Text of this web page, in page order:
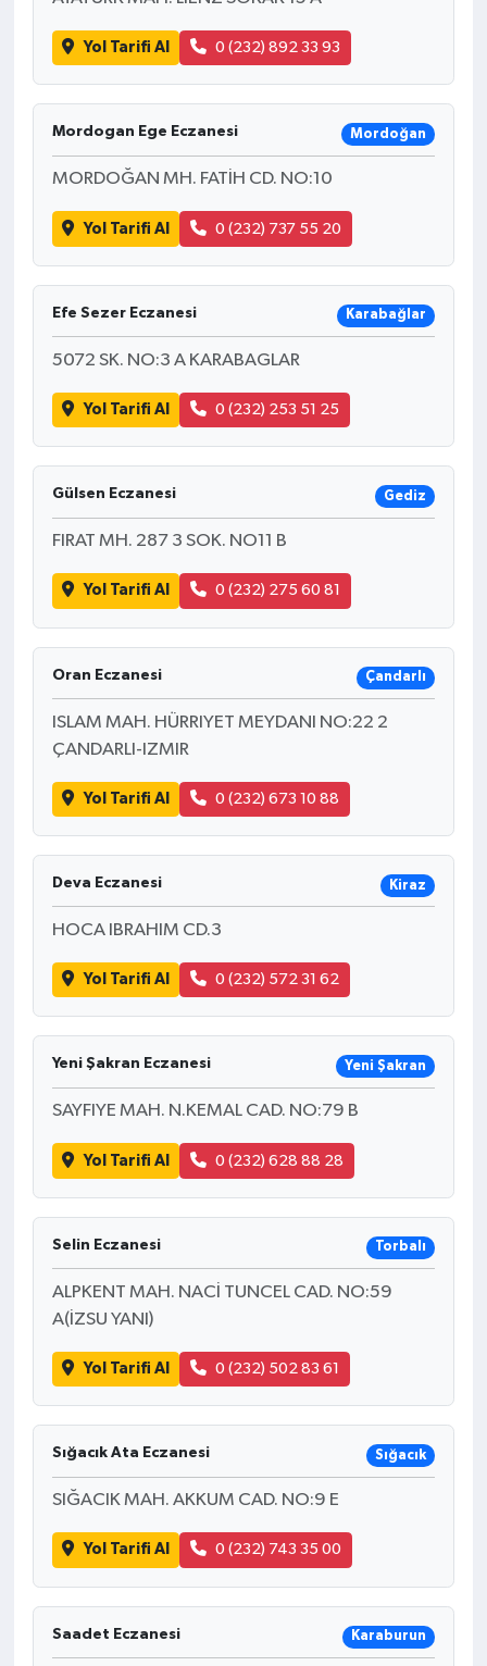
Yol Tarifi Al 0 (232) 892 33 93
Mordogan Ege Eczanesi Mordoğan
MORDOĞAN MH. FATİH CD. NO:10
Yol Tarifi Al 0 (232) 737 55 20
Efe Sezer Eczanesi Karabağlar
5072 SK. NO:3 A KARABAGLAR
Yol Tarifi Al 0 (232) 253 51 25
Gülsen Eczanesi Gediz
FIRAT MH. 287 3 SOK. NO11 B
Yol Tarifi Al 0 (232) 275 60 81
Oran Eczanesi Çandarlı
ISLAM MAH. HÜRRIYET MEYDANI NO:22 2
ÇANDARLI-IZMIR
Yol Tarifi Al 0 (232) 673 10 88
Deva Eczanesi Kiraz
HOCA IBRAHIM CD.3
Yol Tarifi Al 0 (232) 572 31 62
Yeni Şakran Eczanesi Yeni Şakran
SAYFIYE MAH. N.KEMAL CAD. NO:79 B
Yol Tarifi Al 0 (232) 628 88 28
Selin Eczanesi Torbalı
ALPKENT MAH. NACİ TUNCEL CAD. NO:59
A(İZSU YANI)
Yol Tarifi Al 0 (232) 502 83 61
Sığacık Ata Eczanesi Sığacık
SIĞACIK MAH. AKKUM CAD. NO:9 E
Yol Tarifi Al 0 (232) 743 35 00
Saadet Eczanesi Karaburun